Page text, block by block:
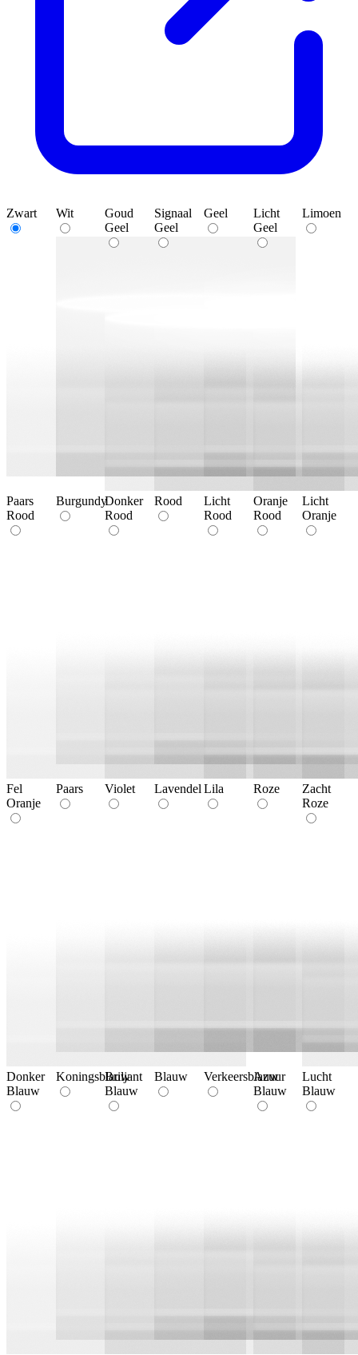
Zwart Wit
Goud
Geel
Signaal
Geel
Geel
Licht
Geel
Limoen
Paars
Rood
BurgundyDonker
Rood
Rood
Licht
Rood
Oranje
Rood
Licht
Oranje
Fel
Oranje
Paars Violet Lavendel Lila Roze
Zacht
Roze
Donker
Blauw
Koningsblauw
Briljant
Blauw
Blauw Verkeersblauw
Azuur
Blauw
Lucht
Blauw